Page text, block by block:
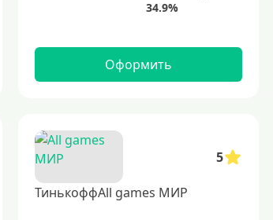
Оформить
5
ТинькоффAll games МИР